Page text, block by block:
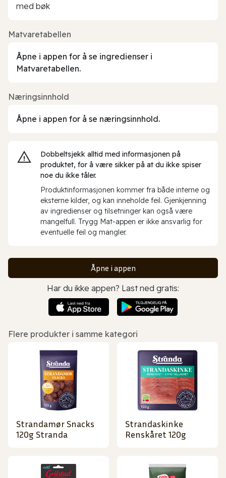
med bøk
Matvaretabellen
Åpne i appen for å se ingredienser i
Matvaretabellen.
Næringsinnhold
Åpne i appen for å se næringsinnhold.
Dobbeltsjekk alltid med informasjonen på
produktet, for å være sikker på at du ikke spiser
noe du ikke tåler.
Produktinformasjonen kommer fra både interne og
eksterne kilder, og kan inneholde feil. Gjenkjenning
av ingredienser og tilsetninger kan også være
mangelfull. Trygg Mat-appen er ikke ansvarlig for
eventuelle feil og mangler.
Åpne i appen
Har du ikke appen? Last ned gratis:
Flere produkter i samme kategori
Strandamør Snacks
120g Stranda
Strandaskinke
Renskåret 120g